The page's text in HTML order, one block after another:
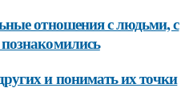
отношения с людьми, с
и понимать их точки